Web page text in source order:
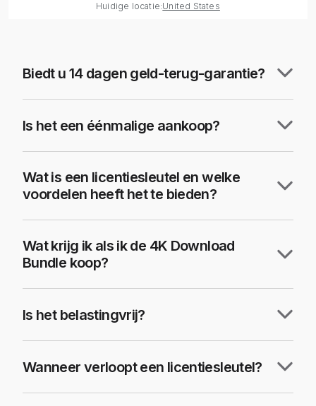
Huidige locatie:United States
Biedt u 14 dagen geld-terug-garantie?
Is het een éénmalige aankoop?
Wat is een licentiesleutel en welke
voordelen heeft het te bieden?
Wat krijg ik als ik de 4K Download
Bundle koop?
Is het belastingvrij?
Wanneer verloopt een licentiesleutel?